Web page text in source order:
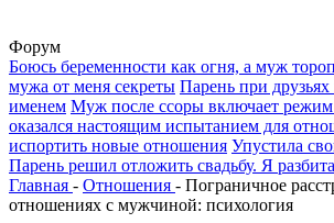
Форум
Боюсь беременности как огня, а муж
мужа от меня секреты Парень при
именем Муж после ссоры включает
оказался настоящим испытанием для
испортить новые отношения Упустила
Парень решил отложить свадьбу. Я
Главная - Отношения - Пограничное
отношениях с мужчиной: психология